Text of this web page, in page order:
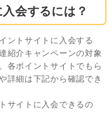
会するには？
ントサイトに入会する
紹介キャンペーンの対象
各ポイントサイトでもら
詳細は下記から確認でき
サイトに入会できるの